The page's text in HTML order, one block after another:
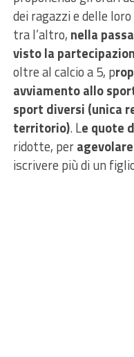
dei ragazzi e delle
tra l’altro, nella
visto la
oltre al calcio a 5, p
avviamento allo
sport diversi (unica
territorio). Le quote
ridotte, per
iscrivere più di un